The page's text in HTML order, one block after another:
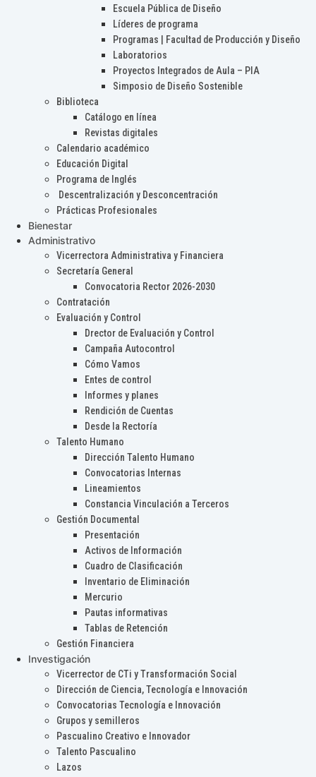
Escuela Pública de Diseño
Líderes de programa
Programas | Facultad de Producción y Diseño
Laboratorios
Proyectos Integrados de Aula – PIA
Simposio de Diseño Sostenible
Biblioteca
Catálogo en línea
Revistas digitales
Calendario académico
Educación Digital
Programa de Inglés
Descentralización y Desconcentración
Prácticas Profesionales
Bienestar
Administrativo
Vicerrectora Administrativa y Financiera
Secretaría General
Convocatoria Rector 2026-2030
Contratación
Evaluación y Control
Drector de Evaluación y Control
Campaña Autocontrol
Cómo Vamos
Entes de control
Informes y planes
Rendición de Cuentas
Desde la Rectoría
Talento Humano
Dirección Talento Humano
Convocatorias Internas
Lineamientos
Constancia Vinculación a Terceros
Gestión Documental
Presentación
Activos de Información
Cuadro de Clasificación
Inventario de Eliminación
Mercurio
Pautas informativas
Tablas de Retención
Gestión Financiera
Investigación
Vicerrector de CTi y Transformación Social
Dirección de Ciencia, Tecnología e Innovación
Convocatorias Tecnología e Innovación
Grupos y semilleros
Pascualino Creativo e Innovador
Talento Pascualino
Lazos